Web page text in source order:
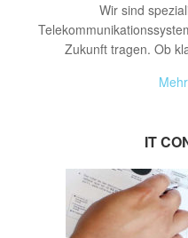
Wir sind
Zukunft tragen. Ob
IT